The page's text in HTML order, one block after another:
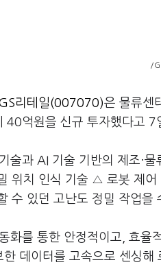
/
리테일(007070)은 물류센
40억원을 신규 투자했다고 7
술과 AI 기술 기반의 제조·
위치 인식 기술 △ 로봇 제
수 있던 고난도 정밀 작업을
화를 통한 안정적이고, 효율
한 데이터를 고속으로 센싱